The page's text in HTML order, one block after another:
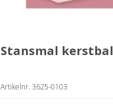
stansmal kerstbal
Artikelnr. 3625-0103